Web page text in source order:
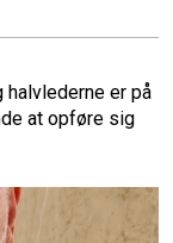
halvlederne er på
at opføre sig